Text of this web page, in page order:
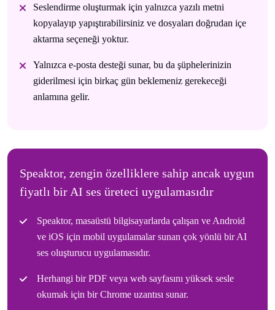
Seslendirme oluşturmak için yalnızca yazılı metni
kopyalayıp yapıştırabilirsiniz ve dosyaları doğrudan içe
aktarma seçeneği yoktur.
Yalnızca e-posta desteği sunar, bu da şüphelerinizin
giderilmesi için birkaç gün beklemeniz gerekeceği
anlamına gelir.
Speaktor, zengin özelliklere sahip ancak uygun
fiyatlı bir AI ses üreteci uygulamasıdır
Speaktor, masaüstü bilgisayarlarda çalışan ve Android
ve iOS için mobil uygulamalar sunan çok yönlü bir AI
ses oluşturucu uygulamasıdır.
Herhangi bir PDF veya web sayfasını yüksek sesle
okumak için bir Chrome uzantısı sunar.